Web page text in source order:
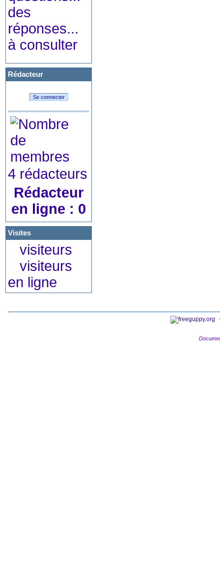
des
réponses...
à consulter
Rédacteur
4 rédacteurs
Rédacteur
en ligne : 0
Visites
visiteurs
visiteurs
en ligne